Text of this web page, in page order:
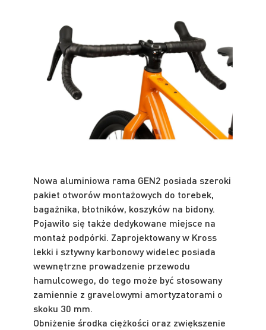
Nowa aluminiowa rama GEN2 posiada szeroki
pakiet otworów montażowych do torebek,
bagażnika, błotników, koszyków na bidony.
Pojawiło się także dedykowane miejsce na
montaż podpórki. Zaprojektowany w Kross
lekki i sztywny karbonowy widelec posiada
wewnętrzne prowadzenie przewodu
hamulcowego, do tego może być stosowany
zamiennie z gravelowymi amortyzatorami o
skoku 30 mm.
Obniżenie środka ciężkości oraz zwiększenie